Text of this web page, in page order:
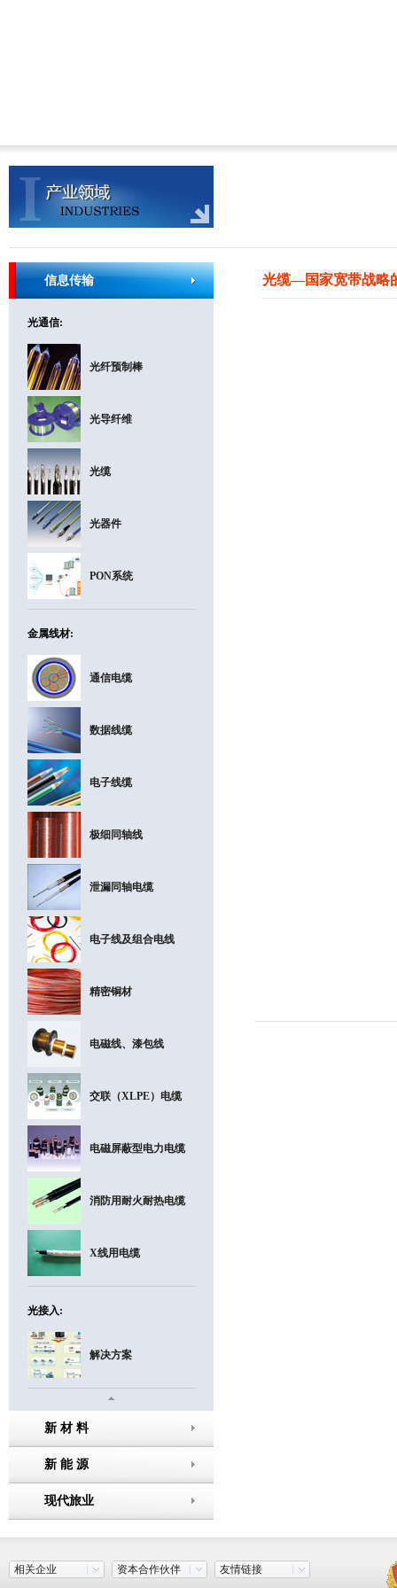
信息传输
光通信:
光纤预制棒
光导纤维
光缆
光器件
PON系统
金属线材:
通信电缆
数据线缆
电子线缆
极细同轴线
泄漏同轴电缆
电子线及组合电线
精密铜材
电磁线、漆包线
交联（XLPE）电缆
电磁屏蔽型电力电缆
消防用耐火耐热电缆
X线用电缆
光接入:
解决方案
新 材 料
新 能 源
现代旅业
光缆—国家宽带战略
相关企业 资本合作伙伴 友情链接